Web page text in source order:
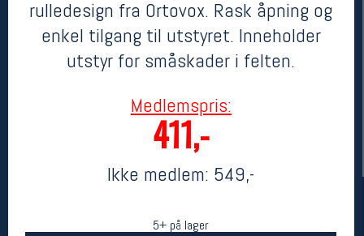
rulledesign fra Ortovox. Rask åpning og
enkel tilgang til utstyret. Inneholder
utstyr for småskader i felten.
Medlemspris:
411,-
Ikke medlem: 549,-
5+ på lager